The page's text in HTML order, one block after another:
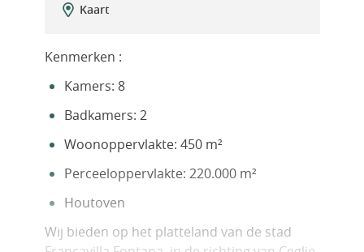
Kaart
Kenmerken :
Kamers: 8
Badkamers: 2
Woonoppervlakte: 450 m²
Perceeloppervlakte: 220.000 m²
Houtoven
Wij bieden op het platteland van de stad